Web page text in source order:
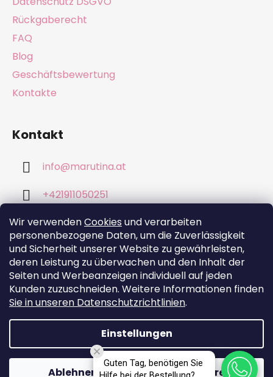
Wir verwendenCookies und verarbeiten
personenbezogene Daten, um die Zuverlässigkeit
und Sicherheit unserer Website zu gewährleisten,
deren Leistung zu überwachen und den Inhalt der
Seiten und Werbeanzeigen individuell auf jeden
Kunden zuzuschneiden. Weitere Informationen finden
Sie in unseren Datenschutzrichtlinien.
Einstellungen
Ablehnen Akzeptieren
Rückgaberecht
FAQ
Blog
Geschäftsbewertung
Kontakte
Kontakt
info@marutina.at
+421911050251
Wir akzeptieren online-Zahlungen
Erstellt von Shoptet
Guten Tag, benötigen Sie